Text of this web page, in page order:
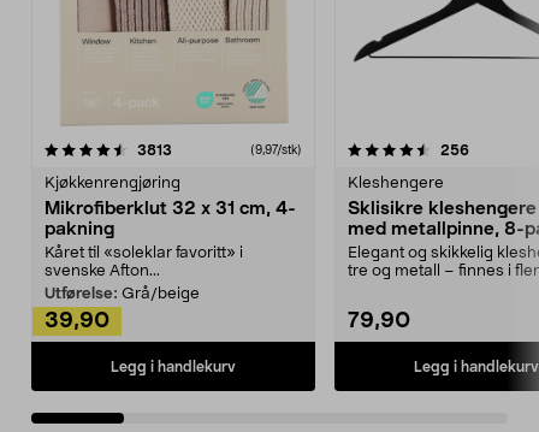
3813 anmeldelser(9,97/stk)
Kjøkkenrengjøring
Mikrofiberklut 32 x 31 cm, 4-
pakning
Kåret til «soleklar favoritt» i
svenske Afton...
Utførelse: Grå/beige
39,90
Legg i handlekurv
4.5av 5 stjerner 256
Kleshengere
Sklisikre
med metallpinne, 8-
Elegant og skikkelig
tre og metall – finnes i
79,90
Legg i handlekurv
4.5av 5 stjerner